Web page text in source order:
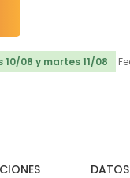
08 y martes 11/08